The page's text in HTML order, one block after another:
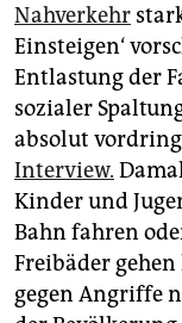
Nahverkehr
Einsteigen‘
Entlastung der
sozialer
absolut
Interview.
Kinder und
Bahn fahren
Freibäder
gegen Angriffe